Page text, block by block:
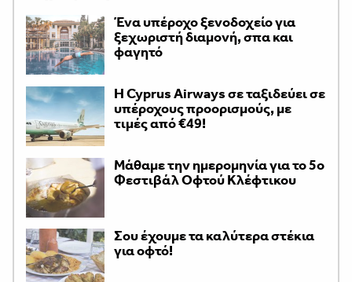
Ένα υπέροχο ξενοδοχείο για
ξεχωριστή διαμονή, σπα και
φαγητό
H Cyprus Airways σε ταξιδεύει σε
υπέροχους προορισμούς, με
τιμές από €49!
Μάθαμε την ημερομηνία για το 5ο
Φεστιβάλ Οφτού Κλέφτικου
Σου έχουμε τα καλύτερα στέκια
για οφτό!